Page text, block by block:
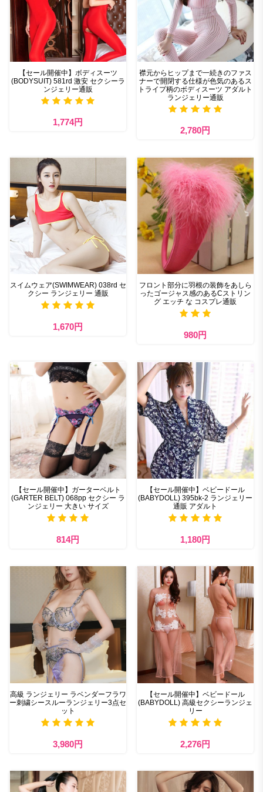
【セール開催中】ボディスーツ
(BODYSUIT) 581rd 激安 セクシーラ
ンジェリー通販
1,774円
襟元からヒップまで一続きのファス
ナーで開閉する仕様が色気のあるス
トライプ柄のボディスーツ アダルト
ランジェリー通販
2,780円
スイムウェア(SWIMWEAR) 038rd セ
クシー ランジェリー 通販
1,670円
フロント部分に羽根の装飾をあしら
ったゴージャス感のあるCストリン
グ エッチ な コスプレ通販
980円
【セール開催中】ガーターベルト
(GARTER BELT) 068pp セクシー ラ
ンジェリー 大きい サイズ
814円
【セール開催中】ベビードール
(BABYDOLL) 395bk-2 ランジェリー
通販 アダルト
1,180円
高級 ランジェリー​ ラベンダーフラワ
ー刺繍シースルーランジェリー3点セ
ット
3,980円
【セール開催中】ベビードール
(BABYDOLL) 高級セクシーランジェ
リー
2,276円